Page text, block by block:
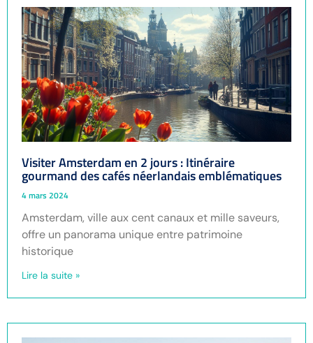
Visiter Amsterdam en 2 jours : Itinéraire
gourmand des cafés néerlandais emblématiques
4 mars 2024
Amsterdam, ville aux cent canaux et mille saveurs,
offre un panorama unique entre patrimoine
historique
Lire la suite »